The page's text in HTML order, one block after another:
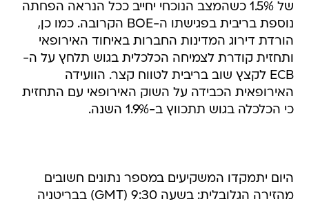
של 1.5% כשהמצב הנוכחי יחייב ככל הנראה הפחתה
נוספת בריבית בפגישתו ה-BOE הקרובה. כמו כן,
הורדת דירוג המדינות החברות באיחוד האירופאי
ותחזית קודרת לצמיחה הכלכלית בגוש תלחץ על ה-
ECB לקצץ שוב בריבית לטווח קצר. הוועידה
האירופאית הכבידה על השוק האירופאי עם התחזית
כי הכלכלה בגוש תתכווץ ב-1.9% השנה.
היום יתמקדו המשקיעים במספר נתונים חשובים
מהזירה הגלובלית: בשעה 9:30 (GMT) בבריטניה